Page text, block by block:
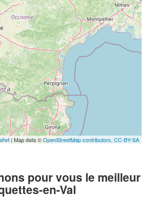
| Map data ©OpenStreetMap contributors, CC-BY-SA
pour vous le meilleur
en-Val